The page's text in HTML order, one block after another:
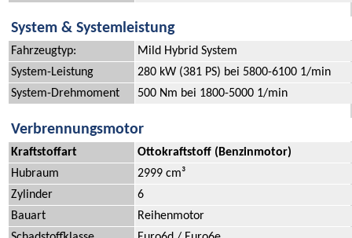
System & Systemleistung
Fahrzeugtyp:
Mild Hybrid System
System-Leistung
280 kW (381 PS) bei 5800-6100 1/min
System-Drehmoment
500 Nm bei 1800-5000 1/min
Verbrennungsmotor
Kraftstoffart
Ottokraftstoff (Benzinmotor)
Hubraum
2999 cm³
Zylinder
6
Bauart
Reihenmotor